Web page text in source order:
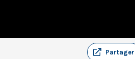
Partager